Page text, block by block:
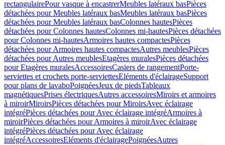
rectangulairePour vasque à encastrerMeubles latéraux basPièces
détachées pour Meubles latéraux basMeubles latéraux basPièces
détachées pour Meubles latéraux basColonnes hautesPièces
détachées pour Colonnes hautesColonnes mi-hautesPièces détachées
pour Colonnes mi-hautesArmoires hautes compactesPièces
détachées pour Armoires hautes compactesAutres meublesPièces
détachées pour Autres meublesEtagères muralesPièces détachées
pour Etagères muralesAccessoiresCasiers de rangementPorte-
serviettes et crochets porte-serviettesEléments d'éclairageSupport
pour plans de lavaboPoignéesJeux de piedsTableaux
magnétiquesPrises électriquesAutres accessoiresMiroirs et armoires
à miroirMiroirsPièces détachées pour MiroirsAvec éclairage
intégréPièces détachées pour Avec éclairage intégréArmoires à
miroirPièces détachées pour Armoires à miroirAvec éclairage
intégréPièces détachées pour Avec éclairage
intégréAccessoiresEléments d'éclairagePoignéesAutres